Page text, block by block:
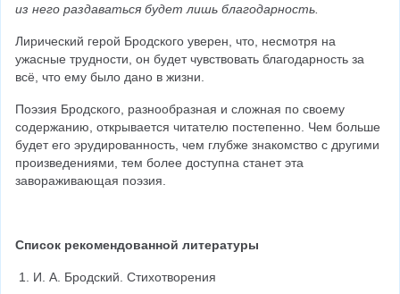
из него раздаваться будет лишь благодарность.
Лирический герой Бродского уверен, что, несмотря на
ужасные трудности, он будет чувствовать благодарность за
всё, что ему было дано в жизни.
Поэзия Бродского, разнообразная и сложная по своему
содержанию, открывается читателю постепенно. Чем больше
будет его эрудированность, чем глубже знакомство с другими
произведениями, тем более доступна станет эта
завораживающая поэзия.
Список рекомендованной литературы
И. А. Бродский. Стихотворения